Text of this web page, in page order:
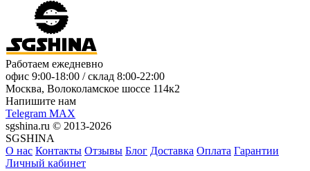
Работаем ежедневно
офис 9:00-18:00 / склад 8:00-22:00
Москва, Волоколамское шоссе 114к2
Напишите нам
Telegram MAX
sgshina.ru © 2013-2026
SGSHINA
О нас Контакты Отзывы Блог Доставка Оплата Гарантии
Личный кабинет